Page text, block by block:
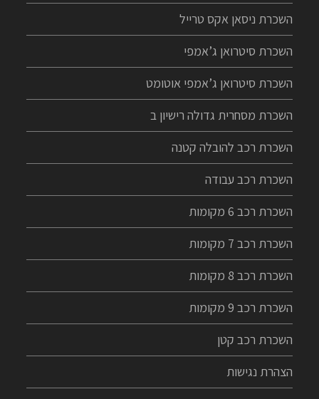
השכרת ניסאן אקס טרייל
השכרת סיטרואן ג’אמפי
השכרת סיטרואן ג’אמפי אוטומט
השכרת מסחרית גדולה רישיון ב
השכרת רכב להובלה קטנה
השכרת רכב עבודה
השכרת רכב 6 מקומות
השכרת רכב 7 מקומות
השכרת רכב 8 מקומות
השכרת רכב 9 מקומות
השכרת רכב קטן
הצהרת נגישות